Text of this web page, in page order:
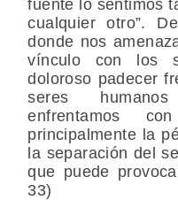
fuente lo sentimos
cualquier otro”.
donde nos
vínculo con los
doloroso padecer
seres
enfrentamos
principalmente la
la separación del
que puede
33)